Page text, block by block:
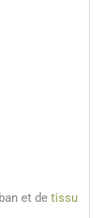
et de tissu